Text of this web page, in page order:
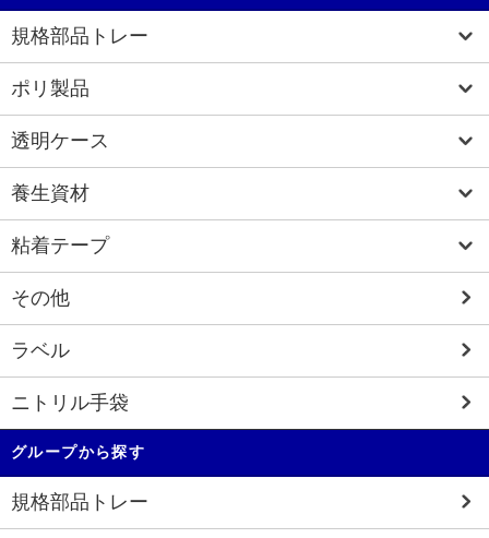
規格部品トレー
ポリ製品
透明ケース
養生資材
粘着テープ
その他
ラベル
ニトリル手袋
グループから探す
規格部品トレー